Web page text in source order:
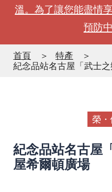
溫。為了讓您能盡情
預防中
首頁
特產
紀念品站名古屋「武士
榮
紀念品站名古屋
屋希爾頓廣場